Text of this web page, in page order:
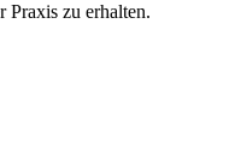
Praxis zu erhalten.